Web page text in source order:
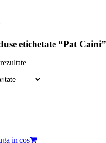
etichetate “Pat Caini”
in cos